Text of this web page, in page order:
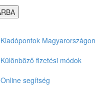
Kiadópontok Magyarországon
Különböző fizetési módok
Online segítség